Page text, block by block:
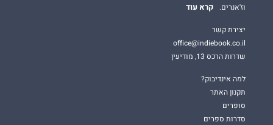
וז'אנרים.
קרא עוד
יצירת קשר
office@indiebook.co.il
שדרות הרכס 13, מודיעין
למה אינדיבוק?
תקנון האתר
סופרים
סדרות ספרים